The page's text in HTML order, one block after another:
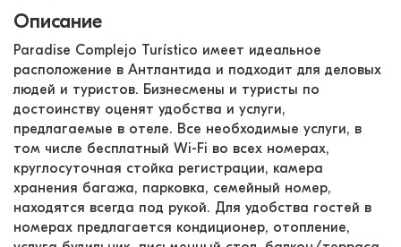
Описание
Paradise Complejo Turístico имеет идеальное
расположение в Антлантида и подходит для деловых
людей и туристов. Бизнесмены и туристы по
достоинству оценят удобства и услуги,
предлагаемые в отеле. Все необходимые услуги, в
том числе бесплатный Wi-Fi во всех номерах,
круглосуточная стойка регистрации, камера
хранения багажа, парковка, семейный номер,
находятся всегда под рукой. Для удобства гостей в
номерах предлагается кондиционер, отопление,